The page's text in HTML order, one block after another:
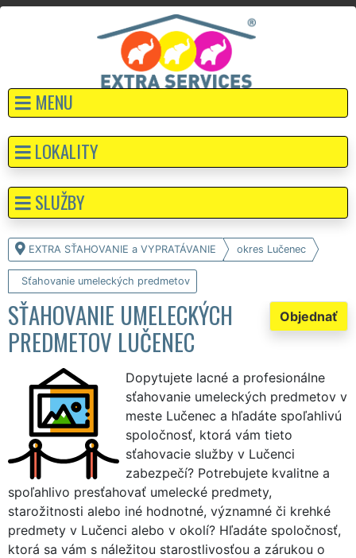
MENU
EXTRA SŤAHOVANIE a VYPRATÁVANIE okres Lučenec
Sťahovanie umeleckých predmetov
Objednať
SŤAHOVANIE UMELECKÝCH
PREDMETOV LUČENEC
Dopytujete lacné a profesionálne
sťahovanie umeleckých predmetov v
meste Lučenec a hľadáte spoľahlivú
spoločnosť, ktorá vám tieto
sťahovacie služby v Lučenci
zabezpečí? Potrebujete kvalitne a
spoľahlivo presťahovať umelecké predmety,
starožitnosti alebo iné hodnotné, významné či krehké
predmety v Lučenci alebo v okolí? Hľadáte spoločnosť,
ktorá sa vám s náležitou starostlivosťou a zárukou o
LOKALITY
SLUŽBY